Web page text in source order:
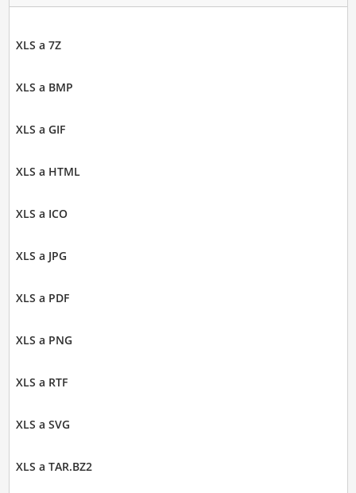
XLS a 7Z
XLS a BMP
XLS a GIF
XLS a HTML
XLS a ICO
XLS a JPG
XLS a PDF
XLS a PNG
XLS a RTF
XLS a SVG
XLS a TAR.BZ2